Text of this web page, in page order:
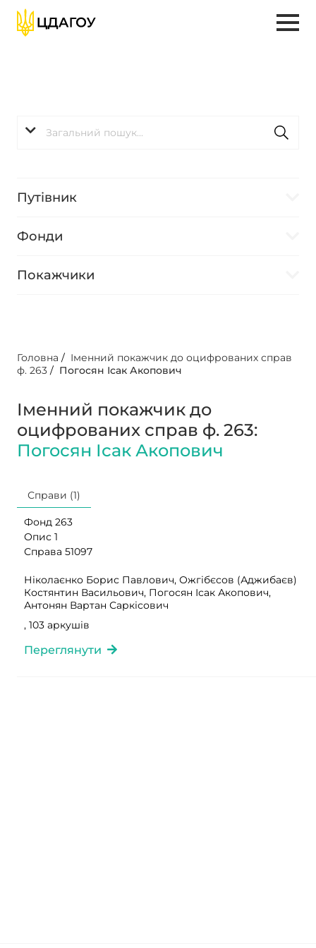
Путівник
Фонди
Покажчики
Головна / Іменний покажчик до оцифрованих справ
ф. 263 / Погосян Ісак Акопович
Іменний покажчик до
оцифрованих справ ф. 263:
Погосян Ісак Акопович
Справи (1)
Фонд 263
Опис 1
Справа 51097
Ніколаєнко Борис Павлович, Ожгібєсов (Аджибаєв)
Костянтин Васильович, Погосян Ісак Акопович,
Антонян Вартан Саркісович
, 103 аркушів
Переглянути